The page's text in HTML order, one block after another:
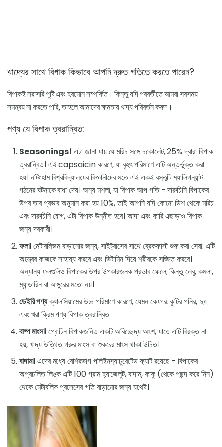
খাদ্যের সাথে বিপাক কিভাবে আপনি দ্রুত গতিতে করতে পারেন?
বিপাকই সরাসরি পুষ্টি এবং হরমোন সম্পর্কিত। কিন্তু যদি পরবর্তীতে আমরা সবসময়
সমন্বয় না করতে পারি, তাহলে আমাদের ক্ষমতায় খাদ্য পরিবর্তন করুন।
পণ্য যে বিপাক ত্বরান্বিত:
Seasonings। এটা জানা যায় যে মরিচ সঙ্গে চকোলেট, 25% দ্বারা বিপাক
ত্বরান্বিত। এই capsaicin কারণে, যা বৃহৎ পরিমাণে এটি অন্তর্ভুক্ত করা
হয়। নটিংহাম বিশ্ববিদ্যালয়ের বিজ্ঞানীদের মতে এই একই বস্তুটি ম্যালিগন্যান্ট
গঠনের ঘটনাকে বাধা দেয়। অন্য মশলা, যা বিপাক আপ গতি - দারুচিনি বিপাকের
উপর তার প্রভাব অনুমান করা হয় 10%, তাই আপনি যদি কোনো ডিশ থেকে মরিচ
এবং দারুচিনি যোগ, এটা বিপাক উন্নীত হবে। আদা এবং কারি এছাড়াও বিপাক
জন্য দরকারী।
ফল। মেটাবলিজম বাড়ানোর জন্য, সাইট্রাসের সাথে ব্রেকফাস্ট শুরু করা সেরা: এটি
অন্ত্রের কাজকে সাহায্য করবে এবং ভিটামিন দিয়ে শরীরকে সজ্জিত করবে।
অন্যান্য ফলগুলিও বিপাকের উপর উপকারজনক প্রভাব ফেলে, কিন্তু লেবু, কমলা,
ম্যান্ডারিন বা আঙ্গুরের মতো নয়।
ডেইরি পণ্যক্যালসিয়ামের উচ্চ পরিমাণে কারণে, যেমন কেফার, কুটির পনির, দুধ
এবং খরা ক্রিম পণ্য বিপাক ত্বরান্বিত
বাষ্প মাংস। প্রোটিন বিপাকজনিত একটি অবিচ্ছেদ্য অংশ, যাতে এটি বিরক্ত না
হয়, খাদ্য উত্থিত গরুর মাংস বা শুকরের মাংস থাকা উচিত।
বাদাম। এদের মধ্যে বেশিরভাগ পলিইনস্যাচুরেটেড ফ্যাট রয়েছে - বিপাকের
অপ্রচলিত লিঙ্ক এটি 100 গ্রাম হ্যাজেলুট, বাদাম, কাকু (থেকে পছন্দ করে নিন)
থেকে মেটাবলিক প্রসেসের গতি বাড়ানোর জন্য যথেষ্ট।